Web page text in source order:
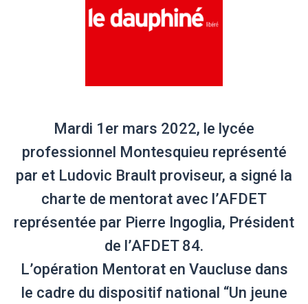
Mardi 1er mars 2022, le lycée
professionnel Montesquieu représenté
par et Ludovic Brault proviseur, a signé la
charte de mentorat avec l’AFDET
représentée par Pierre Ingoglia, Président
de l’AFDET 84.
L’opération Mentorat en Vaucluse dans
le cadre du dispositif national “Un jeune